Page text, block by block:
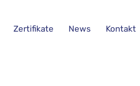
Zertifikate News Kontakt